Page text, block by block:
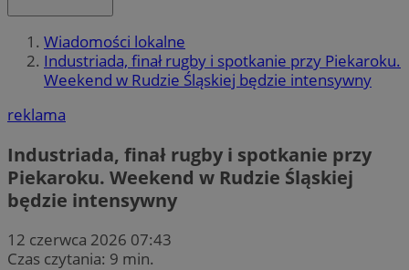
Wiadomości lokalne
Industriada, finał rugby i spotkanie przy Piekaroku.
Weekend w Rudzie Śląskiej będzie intensywny
reklama
Industriada, finał rugby i spotkanie przy
Piekaroku. Weekend w Rudzie Śląskiej
będzie intensywny
12 czerwca 2026 07:43
Czas czytania: 9 min.